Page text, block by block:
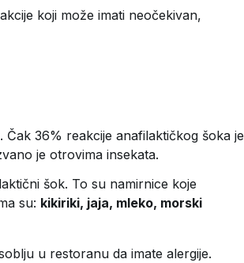
koji može imati neočekivan,
36% reakcije anafilaktičkog šoka je
je otrovima insekata.
šok. To su namirnice koje
su: kikiriki, jaja, mleko, morski
u restoranu da imate alergije.